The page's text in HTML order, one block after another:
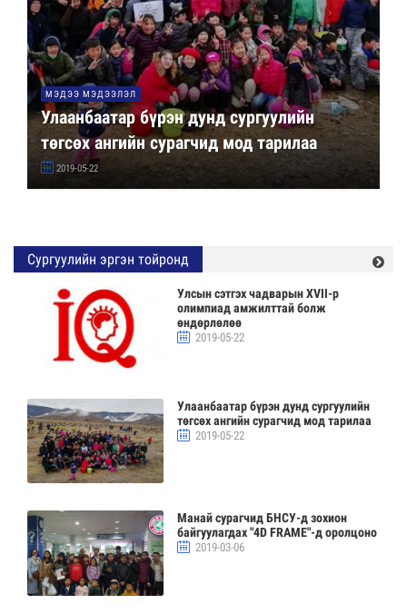
МЭДЭЭ МЭДЭЭЛЭЛ
Улаанбаатар бүрэн дунд сургуулийн
төгсөх ангийн сурагчид мод тарилаа
2019-05-22
Сургуулийн эргэн тойронд
Улсын сэтгэх чадварын XVII-р
олимпиад амжилттай болж
өндөрлөлөө
2019-05-22
Улаанбаатар бүрэн дунд сургуулийн
төгсөх ангийн сурагчид мод тарилаа
2019-05-22
Манай сурагчид БНСУ-д зохион
байгуулагдах "4D FRAME"-д оролцоно
2019-03-06